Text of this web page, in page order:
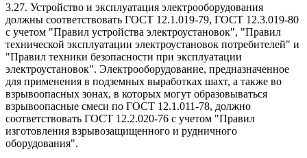
3.27. Устройство и эксплуатация электрооборудования
должны соответствовать ГОСТ 12.1.019-79, ГОСТ 12.3.019-80
с учетом "Правил устройства электроустановок", "Правил
технической эксплуатации электроустановок потребителей" и
"Правил техники безопасности при эксплуатации
электроустановок". Электрооборудование, предназначенное
для применения в подземных выработках шахт, а также во
взрывоопасных зонах, в которых могут образовываться
взрывоопасные смеси по ГОСТ 12.1.011-78, должно
соответствовать ГОСТ 12.2.020-76 с учетом "Правил
изготовления взрывозащищенного и рудничного
оборудования".